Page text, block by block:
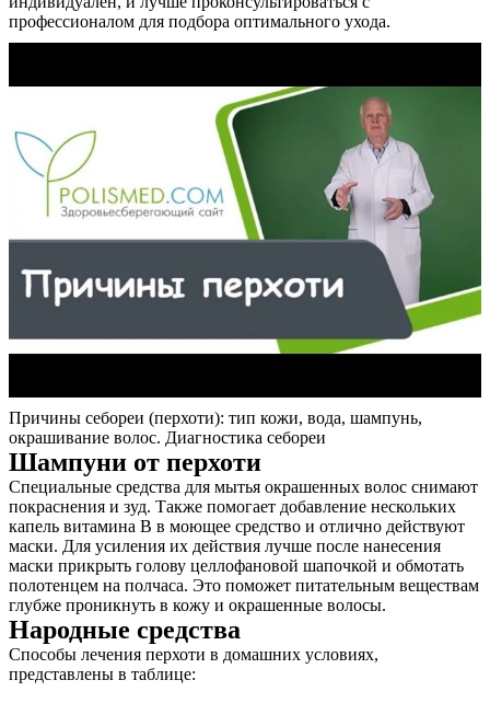
профессионалом для подбора оптимального ухода.
Причины себореи (перхоти): тип кожи, вода, шампунь,
окрашивание волос. Диагностика себореи
Шампуни от перхоти
Специальные средства для мытья окрашенных волос снимают
покраснения и зуд. Также помогает добавление нескольких
капель витамина В в моющее средство и отлично действуют
маски. Для усиления их действия лучше после нанесения
маски прикрыть голову целлофановой шапочкой и обмотать
полотенцем на полчаса. Это поможет питательным веществам
глубже проникнуть в кожу и окрашенные волосы.
Народные средства
Способы лечения перхоти в домашних условиях,
представлены в таблице: